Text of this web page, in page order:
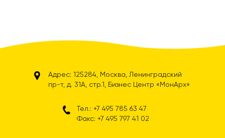
Адрес: 125284, Москва, Ленинградский
пр-т, д. 31А, стр.1, Бизнес Центр «МонАрх»
Тел.: +7 495 785 63 47
Факс: +7 495 797 41 02